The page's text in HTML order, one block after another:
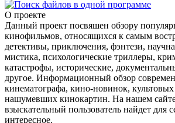
О проекте
Данный проект посвяшен обзору
кинофильмов, относящихся к самым
детективы, приключения, фэнтези,
мистика, психологические триллеры,
катастрофы, исторические,
другое. Информационный обзор
кинематографа, кино-новинок,
нашумевших кинокартин. На нашем
взыскательный пользователь найдет для
интересное.